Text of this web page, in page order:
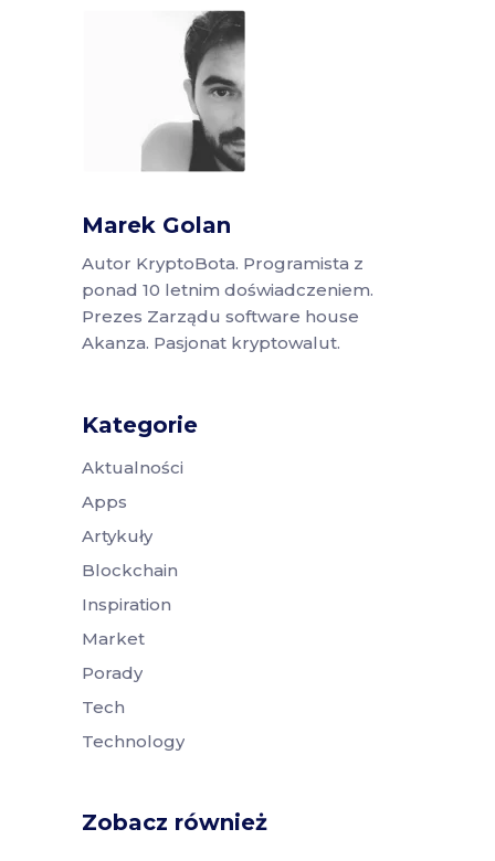
Marek Golan
Autor KryptoBota. Programista z
ponad 10 letnim doświadczeniem.
Prezes Zarządu software house
Akanza. Pasjonat kryptowalut.
Kategorie
Aktualności
Apps
Artykuły
Blockchain
Inspiration
Market
Porady
Tech
Technology
Zobacz również